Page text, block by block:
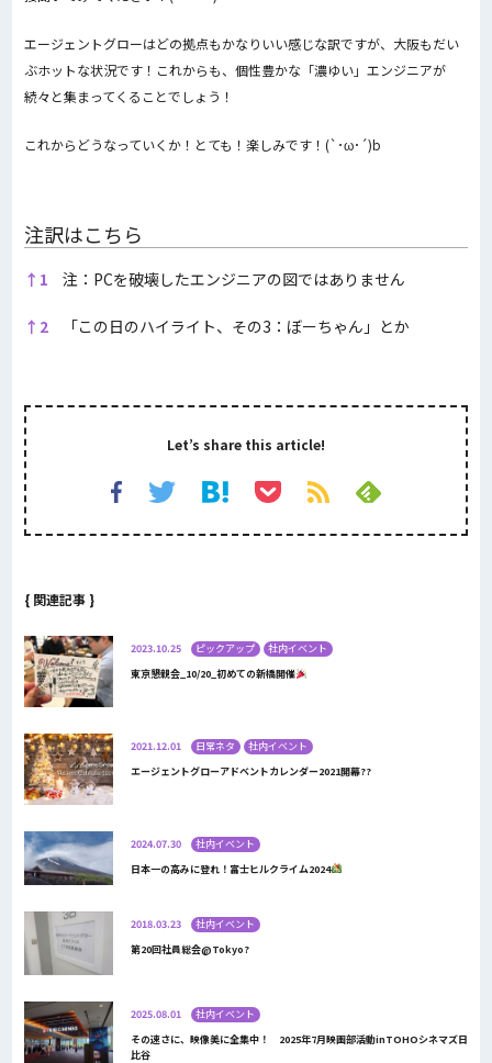
エージェントグローはどの拠点もかなりいい感じな訳ですが、大阪もだい
ぶホットな状況です！これからも、個性豊かな「濃ゆい」エンジニアが
続々と集まってくることでしょう！
これからどうなっていくか！とても！楽しみです！(`･ω･´)b
注訳はこちら
注訳はこちら
↑ 1 注：PCを破壊したエンジニアの図ではありません
↑ 2 「この日のハイライト、その3：ぼーちゃん」とか
Let’s share this article!
{ 関連記事 }
2023.10.25 ピックアップ
社内イベント
東京懇親会_10/20_初めての新橋開催
2021.12.01 日常ネタ
社内イベント
エージェントグローアドベントカレンダー2021開幕??
2024.07.30
社内イベント
日本一の高みに登れ！富士ヒルクライム2024
2018.03.23
社内イベント
第20回社員総会@Tokyo?
2025.08.01
社内イベント
その速さに、映像美に全集中！ 2025年7月映画部活動inTOHOシネマズ日
比谷